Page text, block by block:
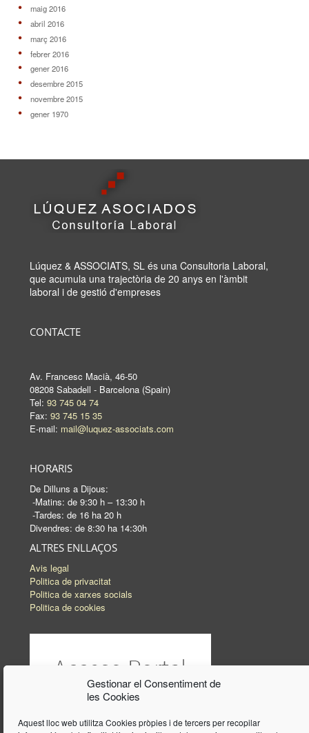
Gestionar el Consentiment de
les Cookies
Aquest lloc web utilitza Cookies pròpies i de tercers per recopilar
maig 2016
abril 2016
març 2016
febrer 2016
gener 2016
desembre 2015
novembre 2015
gener 1970
Lúquez & ASSOCIATS, SL és una Consultoria Laboral,
que acumula una trajectòria de 20 anys en l'àmbit
laboral i de gestió d'empreses
CONTACTE
Av. Francesc Macià, 46-50
08208 Sabadell - Barcelona (Spain)
Tel: 93 745 04 74
Fax: 93 745 15 35
E-mail: mail@luquez-associats.com
HORARIS
De Dilluns a Dijous:
-Matins: de 9:30 h – 13:30 h
-Tardes: de 16 ha 20 h
Divendres: de 8:30 ha 14:30h
ALTRES ENLLAÇOS
Avis legal
Politica de privacitat
Politica de xarxes socials
Politica de cookies